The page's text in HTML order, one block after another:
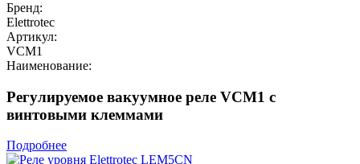
Бренд:
Elettrotec
Артикул:
VCM1
Наименование:
Регулируемое вакуумное реле VCM1 с
винтовыми клеммами
Подробнее